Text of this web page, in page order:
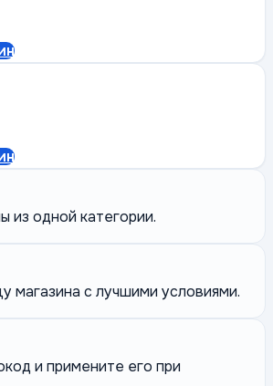
из одной категории.
магазина с лучшими условиями.
и примените его при